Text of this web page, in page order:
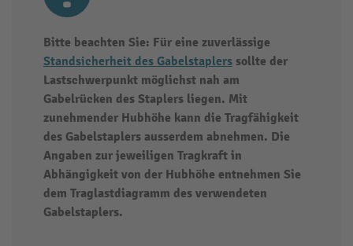
Bitte beachten Sie: Für eine zuverlässige
Standsicherheit des Gabelstaplers sollte der
Lastschwerpunkt möglichst nah am
Gabelrücken des Staplers liegen. Mit
zunehmender Hubhöhe kann die Tragfähigkeit
des Gabelstaplers ausserdem abnehmen. Die
Angaben zur jeweiligen Tragkraft in
Abhängigkeit von der Hubhöhe entnehmen Sie
dem Traglastdiagramm des verwendeten
Gabelstaplers.